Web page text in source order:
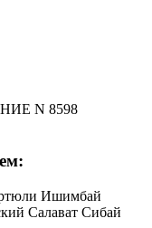
N 8598
Ишимбай
Салават Сибай